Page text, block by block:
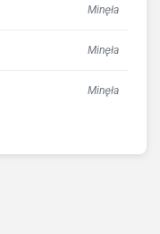
Minęła
Minęła
Minęła